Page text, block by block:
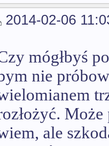
2014-02-06
mógłbyś
nie
Może
ale